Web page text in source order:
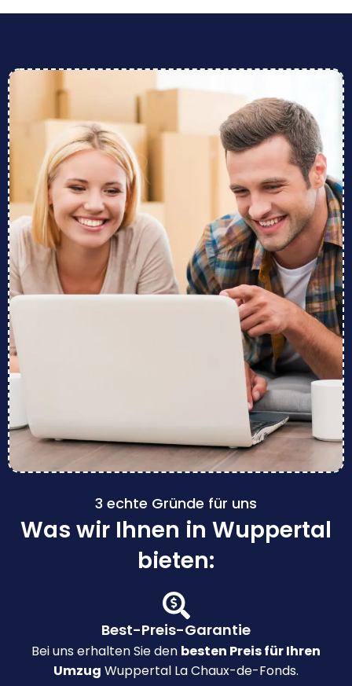
3 echte Gründe für uns
Was wir Ihnen in Wuppertal
bieten:
Best-Preis-Garantie
Bei uns erhalten Sie den besten Preis für Ihren
Umzug Wuppertal La Chaux-de-Fonds.